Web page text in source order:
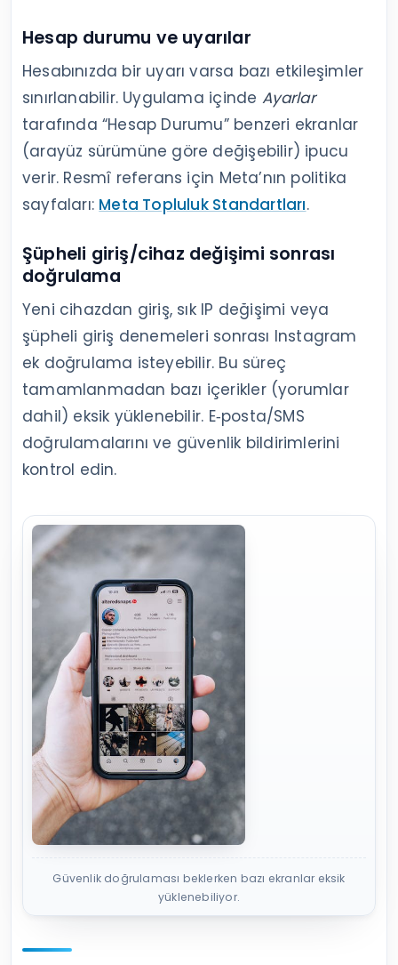
Hesap durumu ve uyarılar
Hesabınızda bir uyarı varsa bazı etkileşimler
sınırlanabilir. Uygulama içinde Ayarlar
tarafında “Hesap Durumu” benzeri ekranlar
(arayüz sürümüne göre değişebilir) ipucu
verir. Resmî referans için Meta’nın politika
sayfaları: Meta Topluluk Standartları.
Şüpheli giriş/cihaz değişimi sonrası
doğrulama
Yeni cihazdan giriş, sık IP değişimi veya
şüpheli giriş denemeleri sonrası Instagram
ek doğrulama isteyebilir. Bu süreç
tamamlanmadan bazı içerikler (yorumlar
dahil) eksik yüklenebilir. E‑posta/SMS
doğrulamalarını ve güvenlik bildirimlerini
kontrol edin.
Güvenlik doğrulaması beklerken bazı ekranlar eksik
yüklenebiliyor.